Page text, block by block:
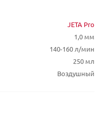
JETA Pro
1,0 мм
140-160 л/мин
250 мл
Воздушный